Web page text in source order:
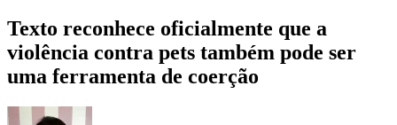
Texto reconhece oficialmente que a
violência contra pets também pode ser
uma ferramenta de coerção